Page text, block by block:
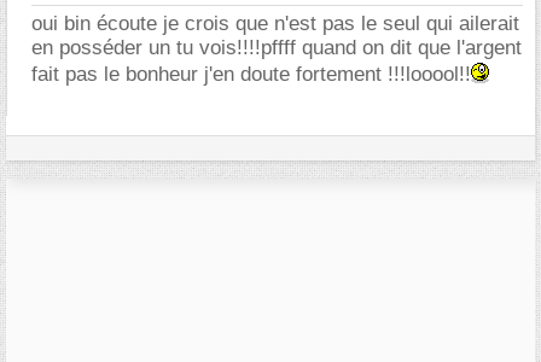
oui bin écoute je crois que n'est pas le seul qui ailerait
en posséder un tu vois!!!!pffff quand on dit que l'argent
fait pas le bonheur j'en doute fortement !!!looool!!